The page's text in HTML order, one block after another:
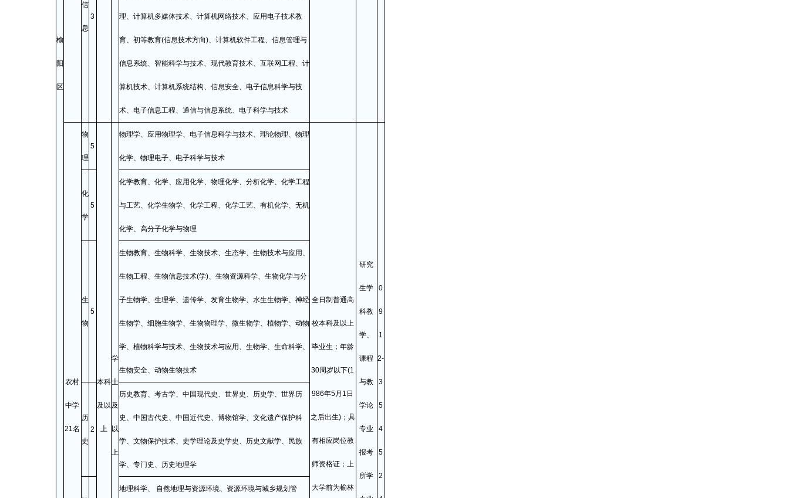
榆
阳
区
信
息
3 理、计算机多媒体技术、计算机网络技术、应用电子技术教
育、初等教育(信息技术方向)、计算机软件工程、信息管理与
信息系统、智能科学与技术、现代教育技术、互联网工程、计
算机技术、计算机系统结构、信息安全、电子信息科学与技
术、电子信息工程、通信与信息系统、电子科学与技术
农村
中学
21名
物
理
5
本科
及以
上
学
士
及
以
上
物理学、应用物理学、电子信息科学与技术、理论物理、物理
化学、物理电子、电子科学与技术
全日制普通高
校本科及以上
毕业生；年龄
30周岁以下(1
986年5月1日
之后出生)；具
有相应岗位教
师资格证；上
大学前为榆林
研究
生学
科教
学、
课程
与教
学论
专业
报考
所学
0
9
1
2-
3
5
4
5
2
化
学
5
化学教育、化学、应用化学、物理化学、分析化学、化学工程
与工艺、化学生物学、化学工程、化学工艺、有机化学、无机
化学、高分子化学与物理
生
物
5
生物教育、生物科学、生物技术、生态学、生物技术与应用、
生物工程、生物信息技术(学)、生物资源科学、生物化学与分
子生物学、生理学、遗传学、发育生物学、水生生物学、神经
生物学、细胞生物学、生物物理学、微生物学、植物学、动物
学、植物科学与技术、生物技术与应用、生物学、生命科学、
生物安全、动物生物技术
历
史
2
历史教育、考古学、中国现代史、世界史、历史学、世界历
史、中国古代史、中国近代史、博物馆学、文化遗产保护科
学、文物保护技术、史学理论及史学史、历史文献学、民族
学、专门史、历史地理学
地理科学、 自然地理与资源环境、资源环境与城乡规划管